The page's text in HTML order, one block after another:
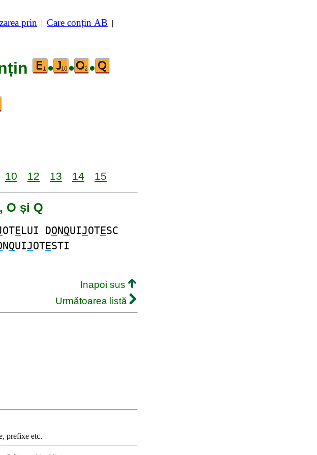
prin | Care conțin AB |
• • •
10 12 13 14 15
O și Q
OTELUI DONQUIJOTESC
NQUIJOTESTI
Inapoi sus
Următoarea listă
prefixe etc.